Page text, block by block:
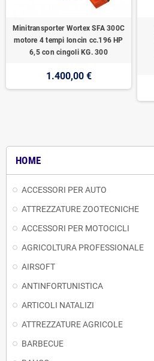
HOME
ACCESSORI PER AUTO
ATTREZZATURE ZOOTECNICHE
ACCESSORI PER MOTOCICLI
AGRICOLTURA PROFESSIONALE
AIRSOFT
ANTINFORTUNISTICA
ARTICOLI NATALIZI
ATTREZZATURE AGRICOLE
BARBECUE
Minitransporter Wortex SFA 300C
motore 4 tempi loncin cc.196 HP
6,5 con cingoli KG. 300
1.400,00 €